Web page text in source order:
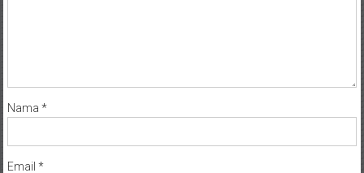
Nama *
Email *